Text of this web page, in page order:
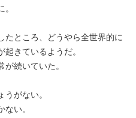
たところ、どうやら全世界的に
きているようだ。
続いていた。
がない。
い。